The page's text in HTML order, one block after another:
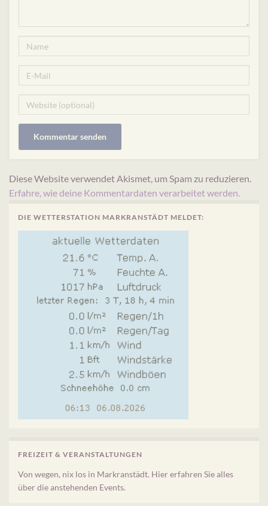
Diese Website verwendet Akismet, um Spam zu reduzieren.
Erfahre, wie deine Kommentardaten verarbeitet werden.
DIE WETTERSTATION MARKRANSTÄDT MELDET:
FREIZEIT & VERANSTALTUNGEN
Von wegen, nix los in Markranstädt. Hier erfahren Sie alles
über die anstehenden Events.